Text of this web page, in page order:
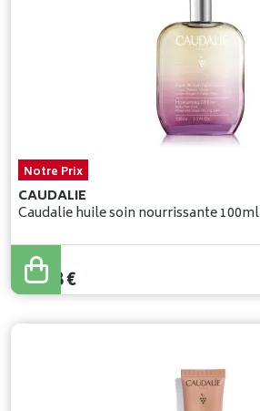
Notre Prix
CAUDALIE
Caudalie huile soin nourrissante 100ml
30,68€